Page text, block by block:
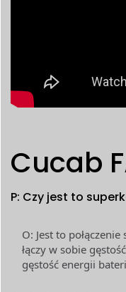
Cucab
P: Czy jest to
O: Jest to
łączy w sobie
gęstość energii